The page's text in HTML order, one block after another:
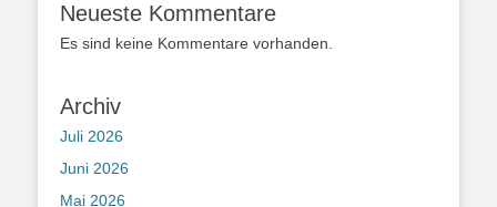
Neueste Kommentare
Es sind keine Kommentare vorhanden.
Archiv
Juli 2026
Juni 2026
Mai 2026